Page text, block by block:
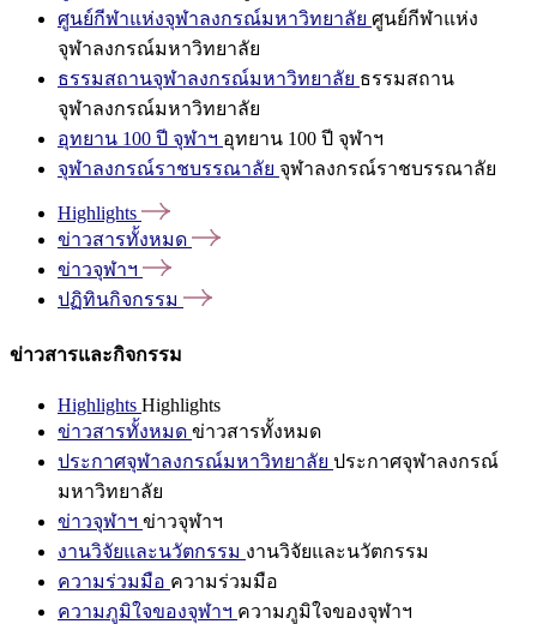
ศูนย์กีฬาแห่งจุฬาลงกรณ์มหาวิทยาลัย ศูนย์กีฬาแห่ง
จุฬาลงกรณ์มหาวิทยาลัย
ธรรมสถานจุฬาลงกรณ์มหาวิทยาลัย ธรรมสถาน
จุฬาลงกรณ์มหาวิทยาลัย
อุทยาน 100 ปี จุฬาฯ อุทยาน 100 ปี จุฬาฯ
จุฬาลงกรณ์ราชบรรณาลัย จุฬาลงกรณ์ราชบรรณาลัย
Highlights
ข่าวสารทั้งหมด
ข่าวจุฬาฯ
ปฏิทินกิจกรรม
ข่าวสารและกิจกรรม
Highlights Highlights
ข่าวสารทั้งหมด ข่าวสารทั้งหมด
ประกาศจุฬาลงกรณ์มหาวิทยาลัย ประกาศจุฬาลงกรณ์
มหาวิทยาลัย
ข่าวจุฬาฯ ข่าวจุฬาฯ
งานวิจัยและนวัตกรรม งานวิจัยและนวัตกรรม
ความร่วมมือ ความร่วมมือ
ความภูมิใจของจุฬาฯ ความภูมิใจของจุฬาฯ